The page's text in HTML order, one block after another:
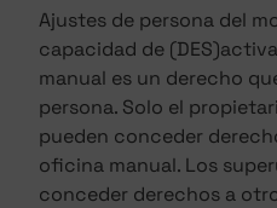
Ajustes de persona del
capacidad de
manual es un derecho
persona. Solo el
pueden conceder
oficina manual. Los
conceder derechos a